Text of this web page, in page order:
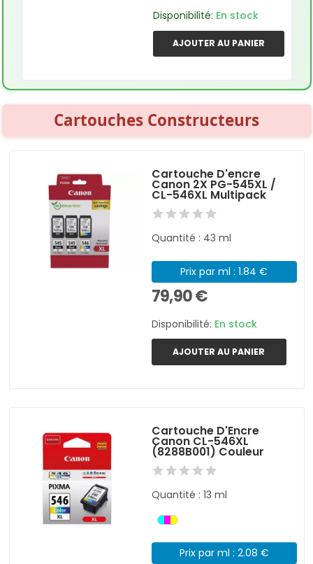
Disponibilité: En stock
AJOUTER AU PANIER
Cartouches Constructeurs
Cartouche D'encre
Canon 2X PG-545XL /
CL-546XL Multipack
Quantité : 43 ml
Prix par ml : 1.84 €
79,90 €
Disponibilité: En stock
AJOUTER AU PANIER
Cartouche D'Encre
Canon CL-546XL
(8288B001) Couleur
Quantité : 13 ml
Prix par ml : 2.08 €